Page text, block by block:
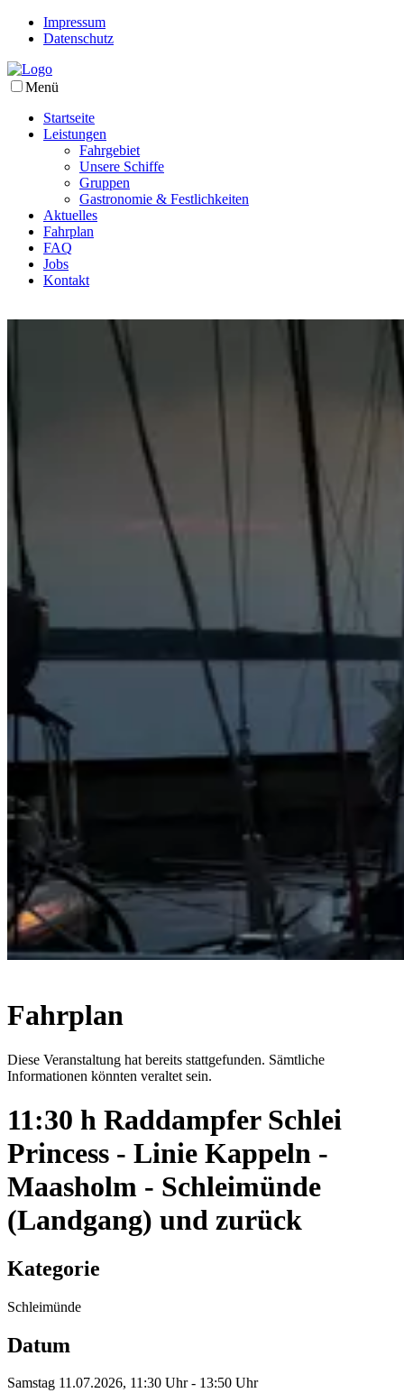
Impressum
Datenschutz
Menü
Startseite
Leistungen
Fahrgebiet
Unsere Schiffe
Gruppen
Gastronomie & Festlichkeiten
Aktuelles
Fahrplan
FAQ
Jobs
Kontakt
Fahrplan
Diese Veranstaltung hat bereits stattgefunden. Sämtliche
Informationen könnten veraltet sein.
11:30 h Raddampfer Schlei
Princess - Linie Kappeln -
Maasholm - Schleimünde
(Landgang) und zurück
Kategorie
Schleimünde
Datum
Samstag 11.07.2026, 11:30 Uhr - 13:50 Uhr